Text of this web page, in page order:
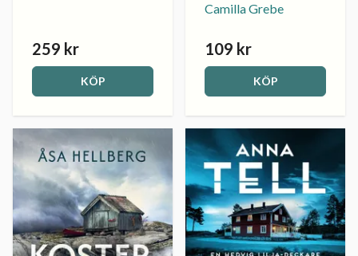
259 kr
KÖP
Camilla Grebe
109 kr
KÖP